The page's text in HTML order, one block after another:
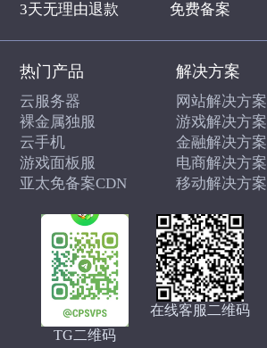
3天无理由退款 免费备案
TG二维码
在线客服二维码
热门产品
云服务器
裸金属独服
云手机
游戏面板服
亚太免备案CDN
解决方案
网站解决方案
游戏解决方案
金融解决方案
电商解决方案
移动解决方案